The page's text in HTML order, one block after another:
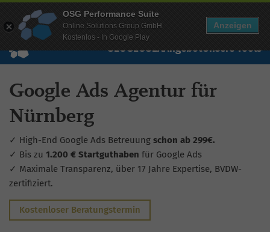
Wissen Free Checks Über uns Free Account
SEOGEOSEAAngebotUnsere Tools
Google Ads Agentur für
Nürnberg
✓ High-End Google Ads Betreuung schon ab 299€.
✓ Bis zu 1.200 € Startguthaben für Google Ads
✓ Maximale Transparenz, über 17 Jahre Expertise, BVDW-
zertifiziert.
Kostenloser Beratungstermin
OSG Performance Suite
Online Solutions Group GmbH
Kostenlos - In Google Play
Anzeigen